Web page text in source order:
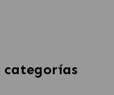
categorías